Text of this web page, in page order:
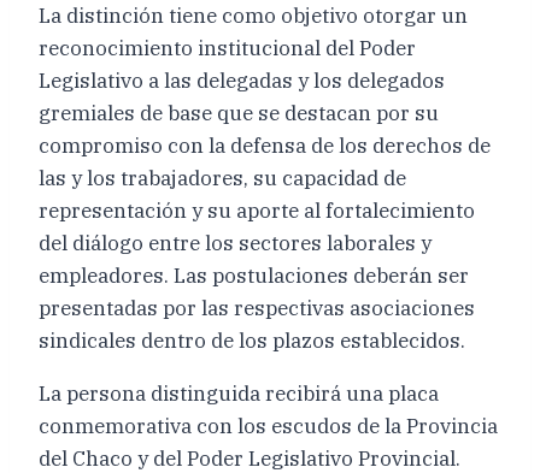
La distinción tiene como objetivo otorgar un
reconocimiento institucional del Poder
Legislativo a las delegadas y los delegados
gremiales de base que se destacan por su
compromiso con la defensa de los derechos de
las y los trabajadores, su capacidad de
representación y su aporte al fortalecimiento
del diálogo entre los sectores laborales y
empleadores. Las postulaciones deberán ser
presentadas por las respectivas asociaciones
sindicales dentro de los plazos establecidos.
La persona distinguida recibirá una placa
conmemorativa con los escudos de la Provincia
del Chaco y del Poder Legislativo Provincial.